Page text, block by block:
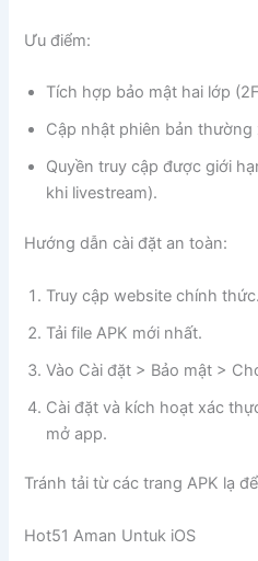
Ưu điểm:
Tích hợp bảo mật hai lớp
Cập nhật phiên bản thường
Quyền truy cập được giới
khi livestream).
Hướng dẫn cài đặt an toàn:
Truy cập website chính thức.
Tải file APK mới nhất.
Vào Cài đặt > Bảo mật >
Cài đặt và kích hoạt xác
mở app.
Tránh tải từ các trang APK lạ
Hot51 Aman Untuk iOS